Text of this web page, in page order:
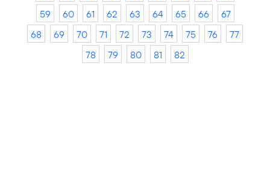
59
60 61 62 63 64 65 66
67
68
69 70 71 72 73 74 75 76
77
78
79 80 81 82